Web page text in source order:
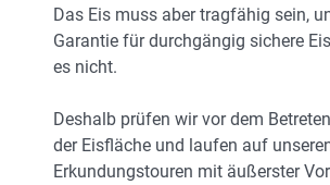
Das Eis muss aber tragfähig sein,
Garantie für durchgängig sichere
es nicht.
Deshalb prüfen wir vor dem
der Eisfläche und laufen auf
Erkundungstouren mit äußerster